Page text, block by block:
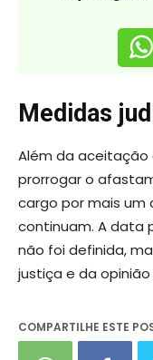
Medidas
Além da aceitação
prorrogar o
cargo por mais um
continuam. A data
não foi definida,
justiça e da opinião
COMPARTILHE ESTE